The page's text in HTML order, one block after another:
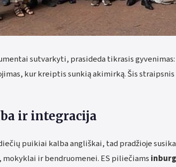
sutvarkyti, prasideda tikrasis
kur kreiptis sunkią akimirką. Šis
ir integracija
puikiai kalba angliškai, tad pradžioje
ir bendruomenei. ES piliečiams